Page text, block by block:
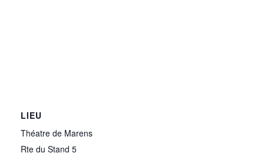
LIEU
Théatre de Marens
Rte du Stand 5